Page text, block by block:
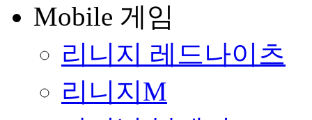
Mobile 게임
리니지 레드나이츠
리니지M